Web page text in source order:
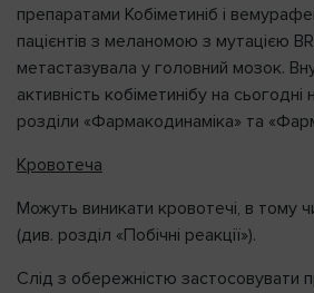
препаратами Кобіметиніб і
пацієнтів з меланомою з мутацією
метастазувала у головний мозок.
активність кобіметинібу на сьогодні
розділи «Фармакодинаміка» та
Кровотеча
Можуть виникати кровотечі, в тому
(див. розділ «Побічні реакції»).
Слід з обережністю застосовувати